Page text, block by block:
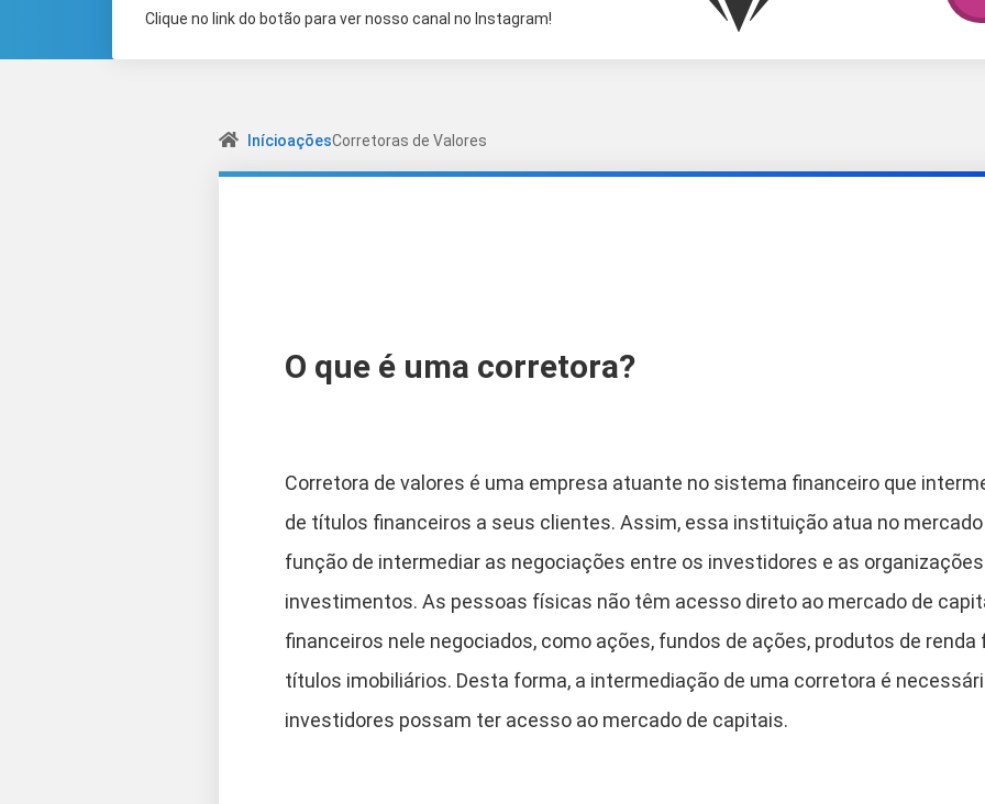
Clique no link do botão para ver nosso canal no Instagram!
InícioaçõesCorretoras de Valores
O que é uma corretora?
Corretora de valores é uma empresa atuante no sistema financeiro que
de títulos financeiros a seus clientes. Assim, essa instituição atua no
função de intermediar as negociações entre os investidores e as
investimentos. As pessoas físicas não têm acesso direto ao mercado de
financeiros nele negociados, como ações, fundos de ações, produtos de
títulos imobiliários. Desta forma, a intermediação de uma corretora é
investidores possam ter acesso ao mercado de capitais.